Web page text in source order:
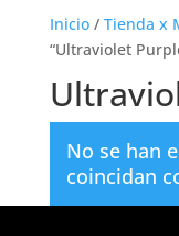
Inicio/ Tienda x
“Ultraviolet
No se han
coincidan